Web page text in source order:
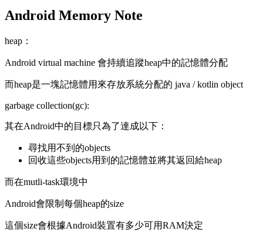
Android Memory Note
heap：
Android virtual machine 會持續追蹤heap中的記憶體分配
而heap是一塊記憶體用來存放系統分配的 java / kotlin object
garbage collection(gc):
其在Android中的目標只為了達成以下：
尋找用不到的objects
回收這些objects用到的記憶體並將其返回給heap
而在mutli-task環境中
Android會限制每個heap的size
這個size會根據Android裝置有多少可用RAM決定